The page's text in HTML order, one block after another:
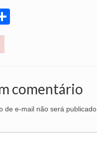
comentário
de e-mail não será publicado.